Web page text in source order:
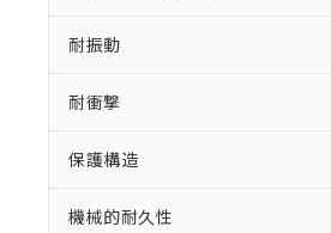
耐振動
耐衝撃
保護構造
機械的耐久性